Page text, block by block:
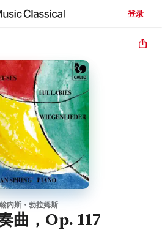
登录
内斯・勃拉姆斯
曲，Op. 117